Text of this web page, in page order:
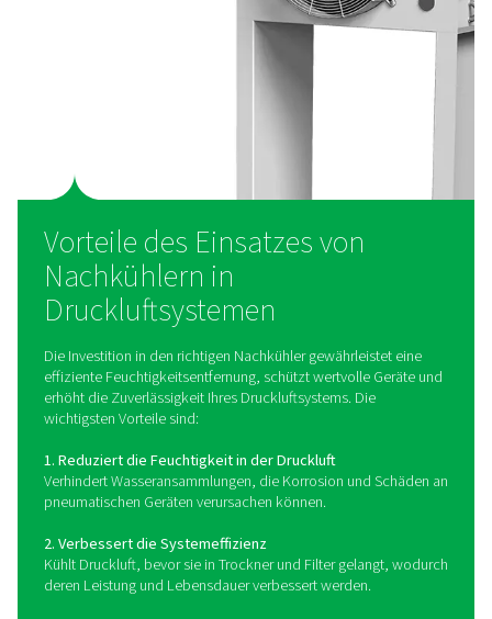
Luftgekühlte Nachkühler
Diese verwenden Umgebungsluft, um die Druckluft
während sie durch ein Netzwerk von Lamellenrohren
Ventilator zirkuliert Luft über die Rohre, leitet Wärme
Feuchtigkeitsabscheider entfernt wird. Luftgekühlte
energieeffizient und ideal für Anwendungen, bei
nicht sofort verfügbar ist.
Wassergekühlte Nachkühler
Diese verwenden Kühlwasser, um Wärme aus der
aufzunehmen, die durch einen Wärmetauscher
Wassergekühlte Systeme bieten eine konsistentere
und eignen sich daher für
Anwendungen, die eine präzise Temperaturregelung
dazu bei, feuchtigkeitsbedingte Probleme zu
Leistung der Trockner und Filter im System zu